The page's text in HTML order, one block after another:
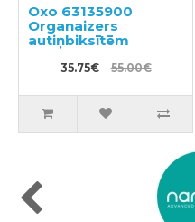
Oxo 63135900
Organaizers
autiņbiksītēm
35.75€ 55.00€